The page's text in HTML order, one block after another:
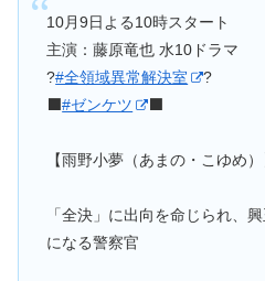
10月9日よる10時スタート
主演：藤原竜也 水10ドラマ
?#全領域異常解決室
?
⬛️#ゼンケツ ⬛️
【雨野小夢（あまの・こゆめ）
「全決」に出向を命じられ、
になる警察官